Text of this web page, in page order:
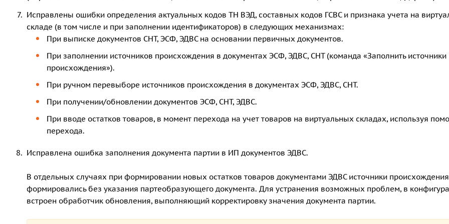
Исправлены ошибки определения актуальных кодов ТН ВЭД, составных кодов ГСВС и признака учета на
складе (в том числе и при заполнении идентификаторов) в следующих механизмах:
При выписке документов СНТ, ЭСФ, ЭДВС на основании первичных документов.
При заполнении источников происхождения в документах ЭСФ, ЭДВС, СНТ (команда «Заполнить источники
происхождения»).
При ручном перевыборе источников происхождения в документах ЭСФ, ЭДВС, СНТ.
При получении/обновлении документов ЭСФ, СНТ, ЭДВС.
При вводе остатков товаров, в момент перехода на учет товаров на виртуальных складах, используя
перехода.
Исправлена ошибка заполнения документа партии в ИП документов ЭДВС.
В отдельных случаях при формировании новых остатков товаров документами ЭДВС источники происхождения
формировались без указания партеобразующего документа. Для устранения возможных проблем, в
встроен обработчик обновления, выполняющий корректировку значения документа партии.